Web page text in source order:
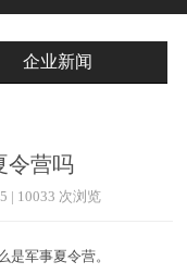
企业新闻
令营吗
| 10033 次浏览
军事夏令营。